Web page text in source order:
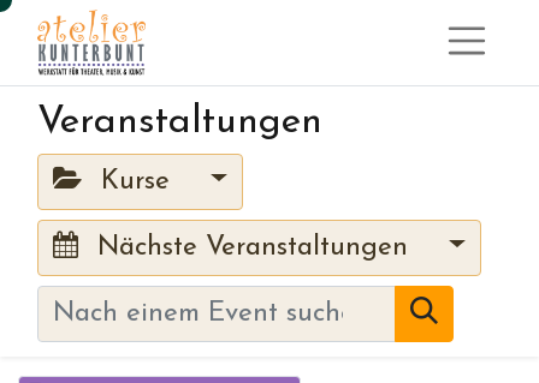
Veranstaltungen
Kurse
Nächste Veranstaltungen